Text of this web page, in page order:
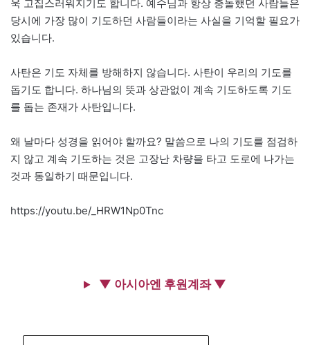
욱 고집스러워지기도 합니다. 예수님과 항상 충돌했던 사람들은
당시에 가장 많이 기도하던 사람들이라는 사실을 기억할 필요가
있습니다.
사탄은 기도 자체를 방해하지 않습니다. 사탄이 우리의 기도를
돕기도 합니다. 하나님의 뜻과 상관없이 계속 기도하도록 기도
를 돕는 존재가 사탄입니다.
왜 날마다 성경을 읽어야 할까요? 말씀으로 나의 기도를 점검하
지 않고 계속 기도하는 것은 고장난 차량을 타고 도로에 나가는
것과 동일하기 때문입니다.
https://youtu.be/_HRW1Np0Tnc
▼ 아시아엔 후원계좌 ▼